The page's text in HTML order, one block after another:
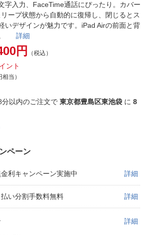
字入力、FaceTime通話にぴったり。カバー
ープ状態から自動的に復帰し、閉じるとス
いデザインが魅力です。iPad Airの前面と背
。 詳細
円 （税込）
ント
相当）
分以内のご注文で 東京都豊島区東池袋 に 8
ペーン
利キャンペーン実施中 詳細
い分割手数料無料 詳細
詳細